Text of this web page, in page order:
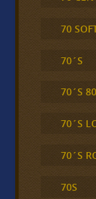
70
70´S
70´S
70´S
70´S
70S